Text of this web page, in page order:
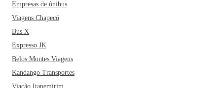
Empresas de ônibus
Viagens Chapecó
Bus X
Expresso JK
Belos Montes Viagens
Kandango Transportes
Viação Itapemirim